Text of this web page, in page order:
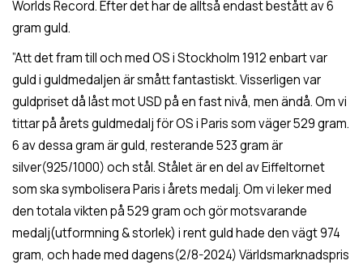
Worlds Record. Efter det har de alltså endast bestått av 6
gram guld.
”Att det fram till och med OS i Stockholm 1912 enbart var
guld i guldmedaljen är smått fantastiskt. Visserligen var
guldpriset då låst mot USD på en fast nivå, men ändå. Om vi
tittar på årets guldmedalj för OS i Paris som väger 529 gram.
6 av dessa gram är guld, resterande 523 gram är
silver(925/1000) och stål. Stålet är en del av Eiffeltornet
som ska symbolisera Paris i årets medalj. Om vi leker med
den totala vikten på 529 gram och gör motsvarande
medalj(utformning & storlek) i rent guld hade den vägt 974
gram, och hade med dagens(2/8-2024) Världsmarknadspris